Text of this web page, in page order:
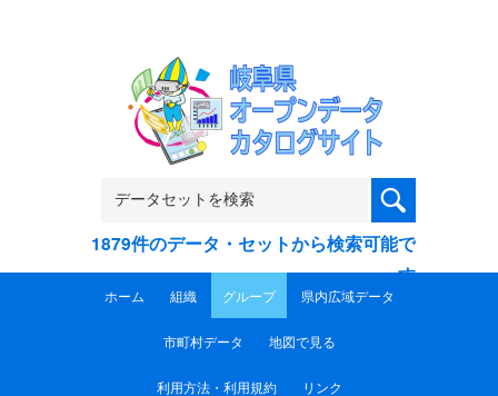
1879件のデータ・セットから検索可能で
す
ホーム 組織 グループ 県内広域データ
市町村データ 地図で見る
利用方法・利用規約 リンク